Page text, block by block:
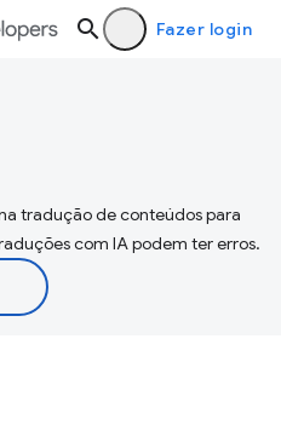
Fazer login
tradução de conteúdos para
com IA podem ter erros.